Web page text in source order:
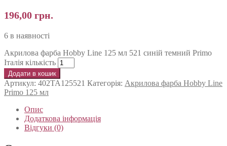
196,00 грн.
6 в наявності
Акрилова фарба Hobby Line 125 мл 521 синій темний Primo
Італія кількість
Додати в кошик
Артикул: 402TA125521 Категорія: Акрилова фарба Hobby Line
Primo 125 мл
Опис
Додаткова інформація
Відгуки (0)